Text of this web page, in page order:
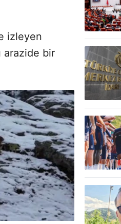
izleyen
arazide bir